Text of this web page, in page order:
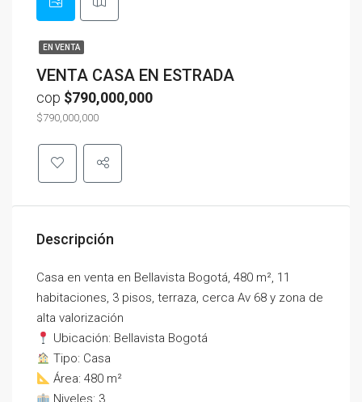
EN VENTA
VENTA CASA EN ESTRADA
cop $790,000,000
$790,000,000
Descripción
Casa en venta en Bellavista Bogotá, 480 m², 11
habitaciones, 3 pisos, terraza, cerca Av 68 y zona de
alta valorización
Ubicación: Bellavista Bogotá
Tipo: Casa
Área: 480 m²
Niveles: 3